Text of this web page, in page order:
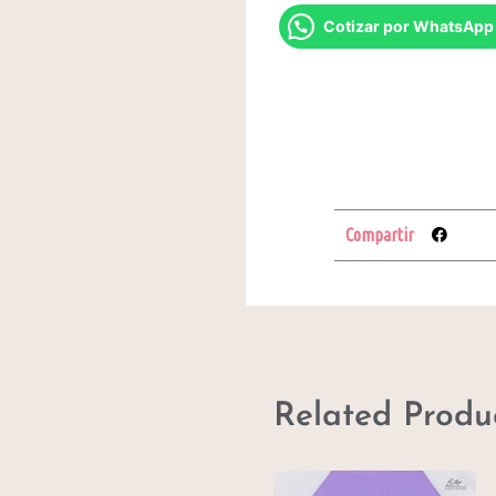
Cotizar por WhatsApp
Compartir
Related